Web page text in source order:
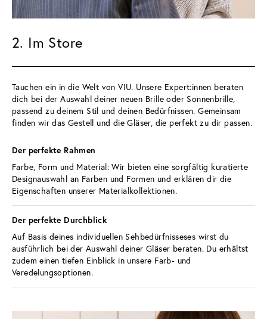
2. Im Store
Tauchen ein in die Welt von VIU. Unsere Expert:innen beraten
dich bei der Auswahl deiner neuen Brille oder Sonnenbrille,
passend zu deinem Stil und deinen Bedürfnissen. Gemeinsam
finden wir das Gestell und die Gläser, die perfekt zu dir passen.
Der perfekte Rahmen
Farbe, Form und Material: Wir bieten eine sorgfältig kuratierte
Designauswahl an Farben und Formen und erklären dir die
Eigenschaften unserer Materialkollektionen.
Der perfekte Durchblick
Auf Basis deines individuellen Sehbedürfnisseses wirst du
ausführlich bei der Auswahl deiner Gläser beraten. Du erhältst
zudem einen tiefen Einblick in unsere Farb- und
Veredelungsoptionen.